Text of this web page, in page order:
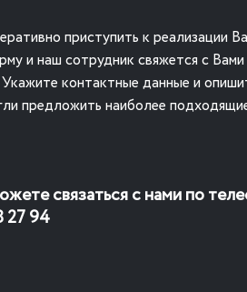
приступить к реализации
и наш сотрудник свяжется с
Укажите контактные данные и
предложить наиболее
связаться с нами по
27 94